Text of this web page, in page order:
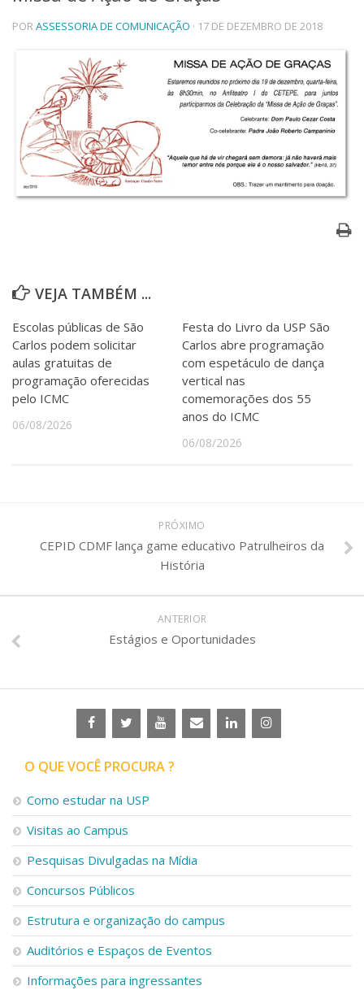
Pessoas
Graduação
Pós-Graduação
Educação a distância
Cursos de Extensão
Pesquisa e Inovação
Linhas de Pesquisa
Centros, Núcleos e Projetos em Rede
Extensão à Comunidade
Artes, Cultura e Esportes
Museus e Espaços Interativos
Serviços
Bibliotecas
Segurança, Trânsito e Prevenção
RH, Administrativo e Financeiro
Jornal da USP
PORASSESSORIA DE COMUNICAÇÃO · 17 DE DEZEMBRO DE 2018
VEJA TAMBÉM ...
Escolas públicas de São
Carlos podem solicitar
aulas gratuitas de
programação oferecidas
pelo ICMC
06/08/2026
Festa do Livro da USP São
Carlos abre programação
com espetáculo de dança
vertical nas
comemorações dos 55
anos do ICMC
06/08/2026
PRÓXIMO
CEPID CDMF lança game educativo Patrulheiros da
História
ANTERIOR
Estágios e Oportunidades
O QUE VOCÊ PROCURA ?
Como estudar na USP
Visitas ao Campus
Pesquisas Divulgadas na Mídia
Concursos Públicos
Estrutura e organização do campus
Auditórios e Espaços de Eventos
Informações para ingressantes